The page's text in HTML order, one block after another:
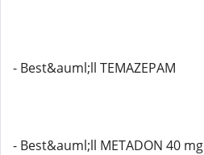
- Best&auml;ll TEMAZEPAM
- Best&auml;ll METADON 40 mg